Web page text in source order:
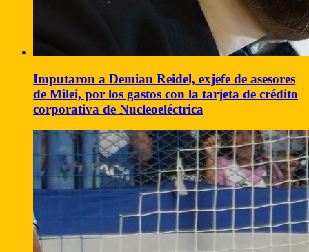
Imputaron a Demian Reidel, exjefe de asesores
de Milei, por los gastos con la tarjeta de crédito
corporativa de Nucleoeléctrica